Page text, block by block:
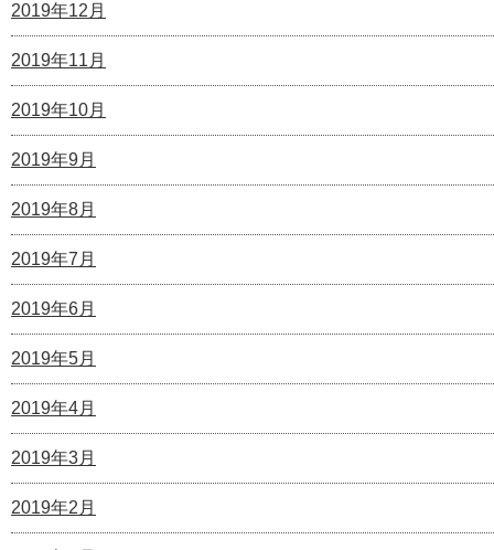
2019年12月
2019年11月
2019年10月
2019年9月
2019年8月
2019年7月
2019年6月
2019年5月
2019年4月
2019年3月
2019年2月